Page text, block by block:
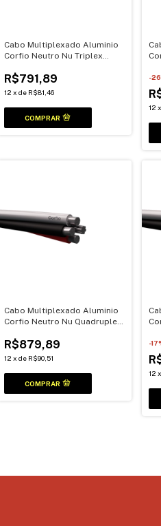
Cabo Multiplexado Aluminio
Corfio Neutro Nu Triplex
R$791,89
12 x de R$81,46
-26
12
Cabo Multiplexado Aluminio
Corfio Neutro Nu Quadruplex
R$879,89
12 x de R$90,51
-17
12